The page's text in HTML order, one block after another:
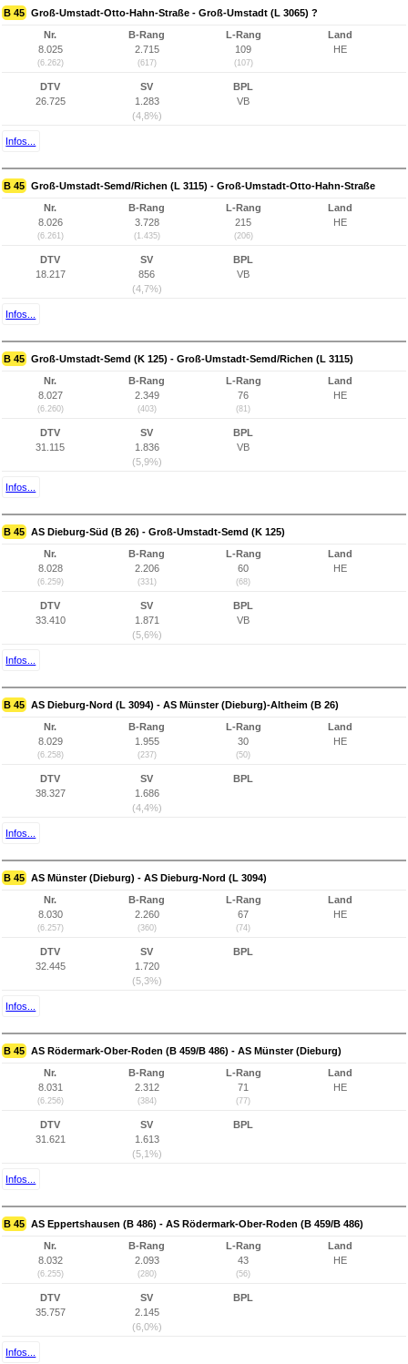
B 45 Groß-Umstadt-Otto-Hahn-Straße - Groß-Umstadt (L 3065) ?
Nr.
8.025
(6.262)
B-Rang
2.715
(617)
L-Rang
109
(107)
Land
HE
DTV
26.725
SV
1.283
(4,8%)
BPL
VB
Infos...
B 45 Groß-Umstadt-Semd/Richen (L 3115) - Groß-Umstadt-Otto-Hahn-Straße
Nr.
8.026
(6.261)
B-Rang
3.728
(1.435)
L-Rang
215
(206)
Land
HE
DTV
18.217
SV
856
(4,7%)
BPL
VB
Infos...
B 45 Groß-Umstadt-Semd (K 125) - Groß-Umstadt-Semd/Richen (L 3115)
Nr.
8.027
(6.260)
B-Rang
2.349
(403)
L-Rang
76
(81)
Land
HE
DTV
31.115
SV
1.836
(5,9%)
BPL
VB
Infos...
B 45 AS Dieburg-Süd (B 26) - Groß-Umstadt-Semd (K 125)
Nr.
8.028
(6.259)
B-Rang
2.206
(331)
L-Rang
60
(68)
Land
HE
DTV
33.410
SV
1.871
(5,6%)
BPL
VB
Infos...
B 45 AS Dieburg-Nord (L 3094) - AS Münster (Dieburg)-Altheim (B 26)
Nr.
8.029
(6.258)
B-Rang
1.955
(237)
L-Rang
30
(50)
Land
HE
DTV
38.327
SV
1.686
(4,4%)
BPL
Infos...
B 45 AS Münster (Dieburg) - AS Dieburg-Nord (L 3094)
Nr.
8.030
(6.257)
B-Rang
2.260
(360)
L-Rang
67
(74)
Land
HE
DTV
32.445
SV
1.720
(5,3%)
BPL
Infos...
B 45 AS Rödermark-Ober-Roden (B 459/B 486) - AS Münster (Dieburg)
Nr.
8.031
(6.256)
B-Rang
2.312
(384)
L-Rang
71
(77)
Land
HE
DTV
31.621
SV
1.613
(5,1%)
BPL
Infos...
B 45 AS Eppertshausen (B 486) - AS Rödermark-Ober-Roden (B 459/B 486)
Nr.
8.032
(6.255)
B-Rang
2.093
(280)
L-Rang
43
(56)
Land
HE
DTV
35.757
SV
2.145
(6,0%)
BPL
Infos...